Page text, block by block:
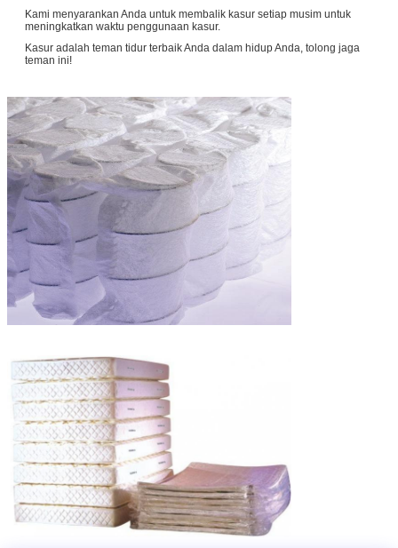
Kami menyarankan Anda untuk membalik kasur setiap musim untuk
meningkatkan waktu penggunaan kasur.
Kasur adalah teman tidur terbaik Anda dalam hidup Anda, tolong jaga
teman ini!